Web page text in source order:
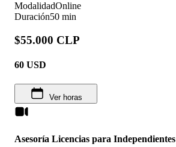
ModalidadOnline
Duración50 min
$55.000 CLP
60 USD
Ver horas
Asesoría Licencias para Independientes